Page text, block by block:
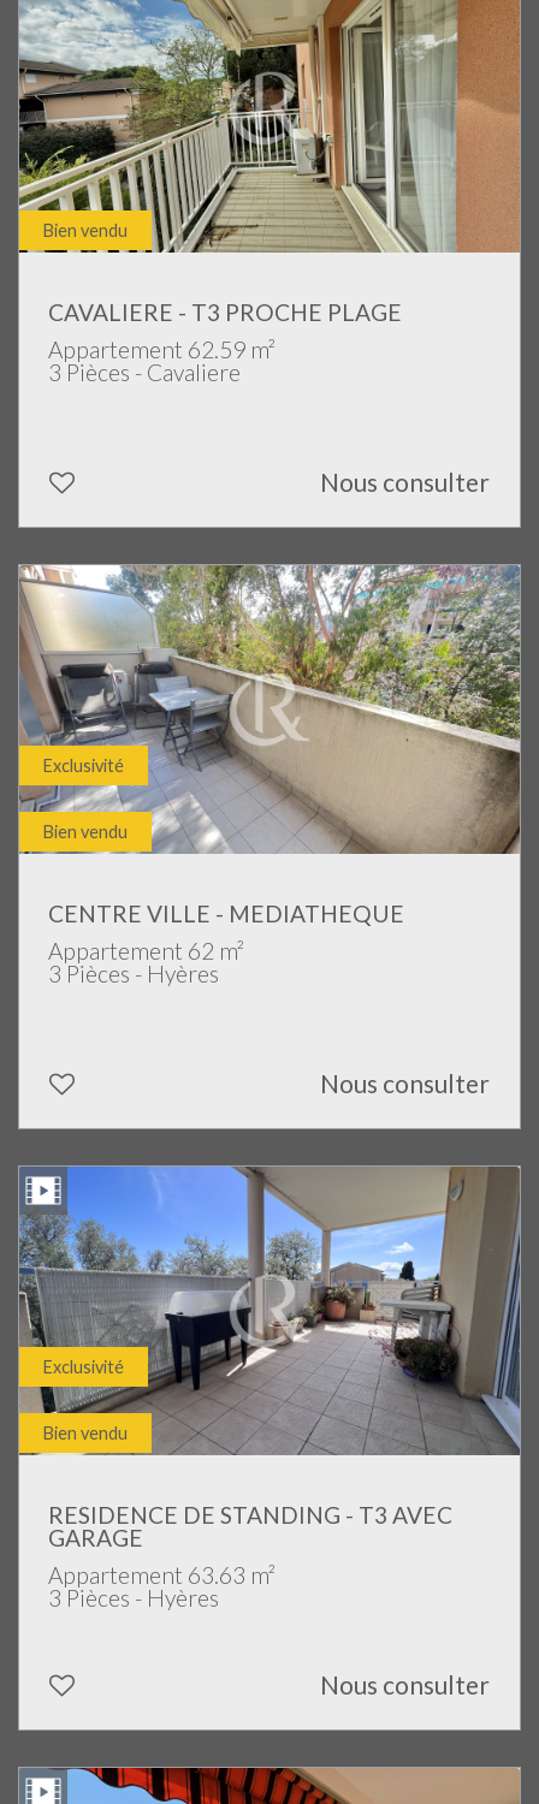
Bien vendu
CAVALIERE - T3 PROCHE PLAGE
Appartement 62.59 m²
3 Pièces - Cavaliere
Nous consulter
Bien vendu
Exclusivité
CENTRE VILLE - MEDIATHEQUE
Appartement 62 m²
3 Pièces - Hyères
Nous consulter
Bien vendu
Exclusivité
RESIDENCE DE STANDING - T3 AVEC
GARAGE
Appartement 63.63 m²
3 Pièces - Hyères
Nous consulter